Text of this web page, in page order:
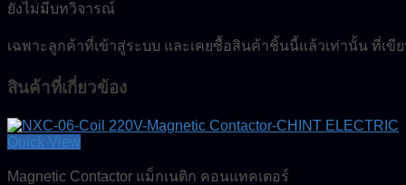
ยังไม่มีบทวิจารณ์
เฉพาะลูกค้าที่เข้าสู่ระบบ และเคยซื้อสินค้าชิ้นนี้แล้วเท่านั้น ที่เขี
สินค้าที่เกี่ยวข้อง
Quick View
Magnetic Contactor แม็กเนติก คอนแทคเตอร์